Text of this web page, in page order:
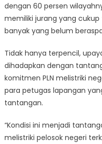
dengan 60 persen
memiliki jurang yang cukup
banyak yang belum
Tidak hanya terpencil,
dihadapkan dengan
komitmen PLN melistriki
para petugas lapangan
tantangan.
“Kondisi ini menjadi
melistriki pelosok negeri